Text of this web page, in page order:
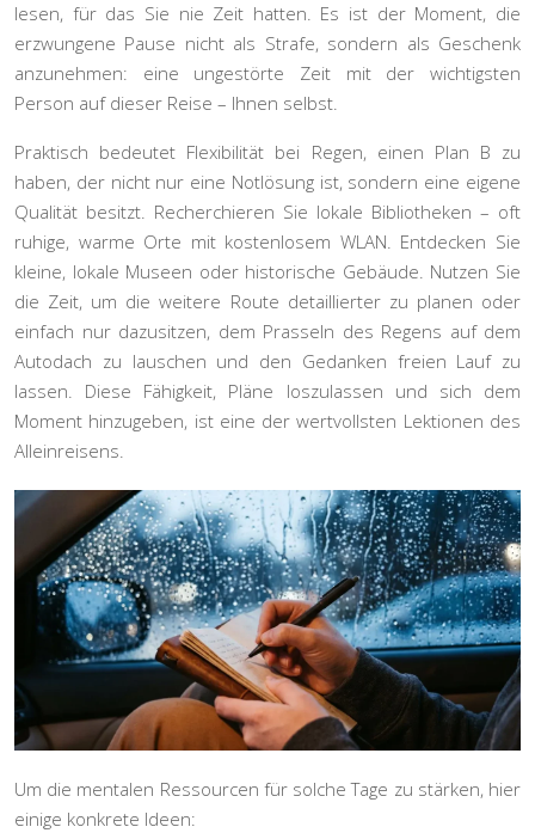
lesen, für das Sie nie Zeit hatten. Es ist der Moment, die
erzwungene Pause nicht als Strafe, sondern als Geschenk
anzunehmen: eine ungestörte Zeit mit der wichtigsten
Person auf dieser Reise – Ihnen selbst.
Praktisch bedeutet Flexibilität bei Regen, einen Plan B zu
haben, der nicht nur eine Notlösung ist, sondern eine eigene
Qualität besitzt. Recherchieren Sie lokale Bibliotheken – oft
ruhige, warme Orte mit kostenlosem WLAN. Entdecken Sie
kleine, lokale Museen oder historische Gebäude. Nutzen Sie
die Zeit, um die weitere Route detaillierter zu planen oder
einfach nur dazusitzen, dem Prasseln des Regens auf dem
Autodach zu lauschen und den Gedanken freien Lauf zu
lassen. Diese Fähigkeit, Pläne loszulassen und sich dem
Moment hinzugeben, ist eine der wertvollsten Lektionen des
Alleinreisens.
Um die mentalen Ressourcen für solche Tage zu stärken, hier
einige konkrete Ideen: